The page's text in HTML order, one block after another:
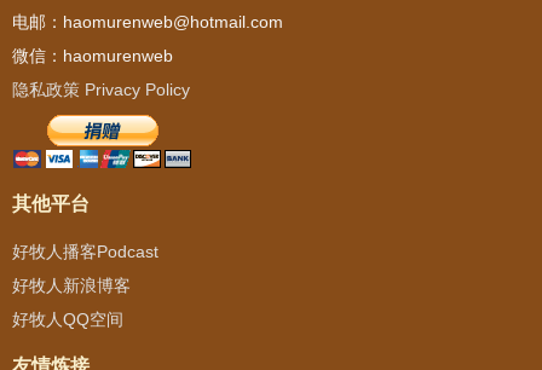
电邮：haomurenweb@hotmail.com
微信：haomurenweb
隐私政策 Privacy Policy
其他平台
好牧人播客Podcast
好牧人新浪博客
好牧人QQ空间
友情炼接